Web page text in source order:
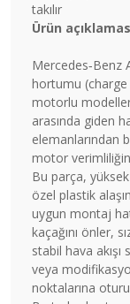
takılır
Ürün
Mercedes‑Benz
hortumu
motorlu
arasında giden
elemanlarından
motor
Bu parça, yüksek
özel plastik
uygun montaj
kaçağını önler,
stabil hava
veya
noktalarına